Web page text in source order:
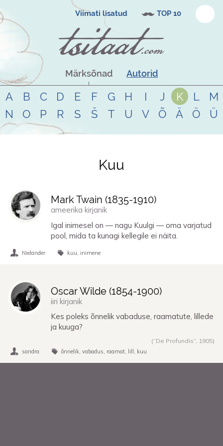
Viimati lisatud TOP 10
Märksõnad Autorid
A B C D E F G H I J K L
M
N
O P R S Š T U V Õ Ä Ö Ü
Tsitaadid teemalkuu
Kuu
Mark Twain (1835-1910)
ameerika kirjanik
Igal inimesel on — nagu Kuulgi — oma varjatud
pool, mida ta kunagi kellegile ei näita.
Nielander kuu inimene
Oscar Wilde (1854-1900)
iiri kirjanik
Kes poleks õnnelik vabaduse, raamatute, lillede
ja kuuga?
(“De Profundis”, 1905)
sandra õnnelik vabadus raamat lill kuu